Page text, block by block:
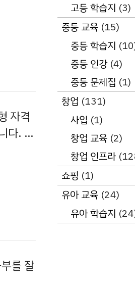
자격
다. …
를 잘
고등 학습지 (3)
중등 교육 (15)
중등 학습지
중등 인강(4)
중등 문제집 (1)
창업 (131)
사입 (1)
창업 교육 (2)
창업 인프라
쇼핑 (1)
유아 교육 (24)
유아 학습지